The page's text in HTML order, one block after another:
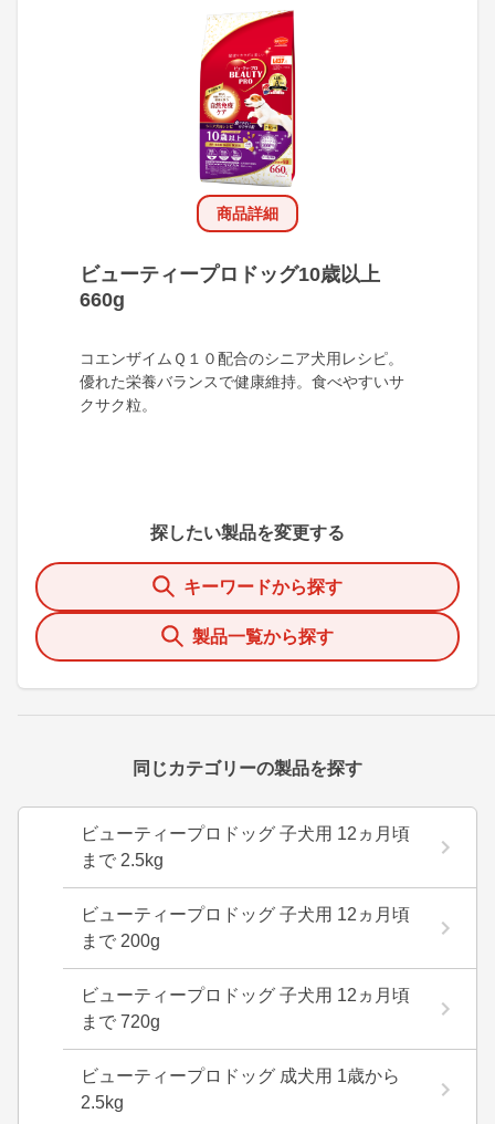
商品詳細
ビューティープロドッグ10歳以上
660g
コエンザイムＱ１０配合のシニア犬用レシピ。
優れた栄養バランスで健康維持。食べやすいサ
クサク粒。
探したい製品を変更する
キーワードから探す
製品一覧から探す
同じカテゴリーの製品を探す
ビューティープロドッグ 子犬用 12ヵ月頃
まで 2.5kg
ビューティープロドッグ 子犬用 12ヵ月頃
まで 200g
ビューティープロドッグ 子犬用 12ヵ月頃
まで 720g
ビューティープロドッグ 成犬用 1歳から
2.5kg